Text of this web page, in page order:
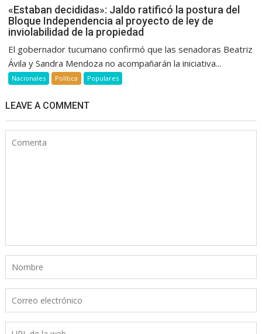
«Estaban decididas»: Jaldo ratificó la postura del
Bloque Independencia al proyecto de ley de
inviolabilidad de la propiedad
El gobernador tucumano confirmó que las senadoras Beatriz
Ávila y Sandra Mendoza no acompañarán la iniciativa...
Nacionales Política Populares
LEAVE A COMMENT